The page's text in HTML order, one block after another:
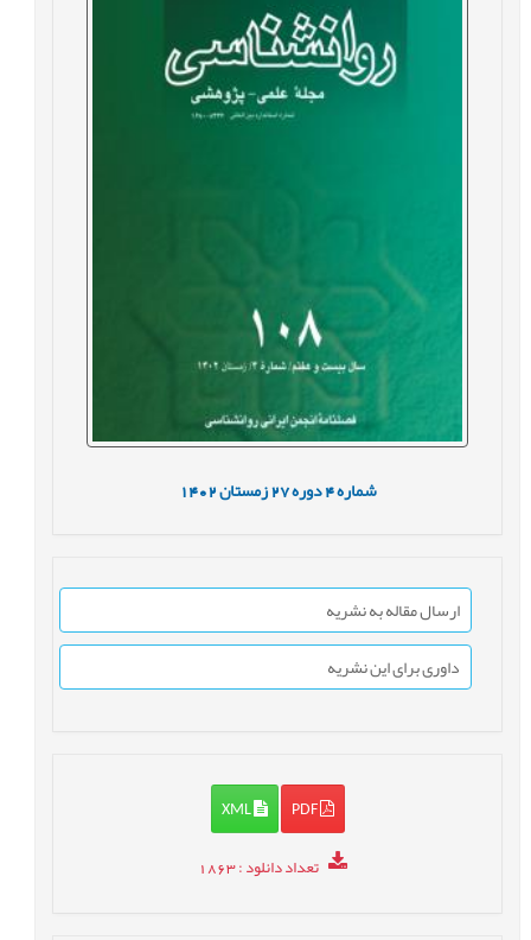
شماره4 دوره27 زمستان1402
ارسال مقاله به نشریه
داوری برای این نشریه
PDF
XML
تعداد دانلود: 1863